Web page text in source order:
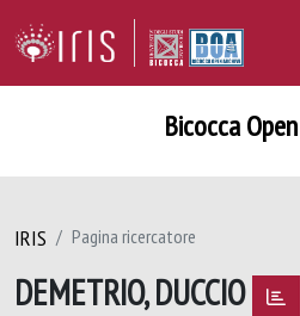
Bicocca
IRIS Pagina ricercatore
DEMETRIO, DUCCIO